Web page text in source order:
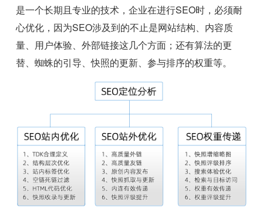
是一个长期且专业的技术，企业在进行SEO时，必须耐
心优化，因为SEO涉及到的不止是网站结构、内容质
量、用户体验、外部链接这几个方面；还有算法的更
替、蜘蛛的引导、快照的更新、参与排序的权重等。